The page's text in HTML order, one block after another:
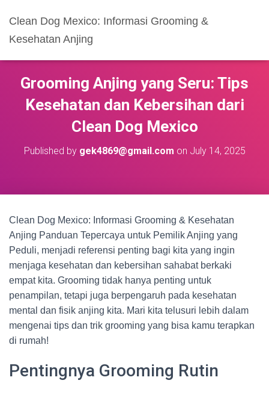
Clean Dog Mexico: Informasi Grooming &
Kesehatan Anjing
Grooming Anjing yang Seru: Tips
Kesehatan dan Kebersihan dari
Clean Dog Mexico
Published by gek4869@gmail.com on July 14, 2025
Clean Dog Mexico: Informasi Grooming & Kesehatan
Anjing Panduan Tepercaya untuk Pemilik Anjing yang
Peduli, menjadi referensi penting bagi kita yang ingin
menjaga kesehatan dan kebersihan sahabat berkaki
empat kita. Grooming tidak hanya penting untuk
penampilan, tetapi juga berpengaruh pada kesehatan
mental dan fisik anjing kita. Mari kita telusuri lebih dalam
mengenai tips dan trik grooming yang bisa kamu terapkan
di rumah!
Pentingnya Grooming Rutin